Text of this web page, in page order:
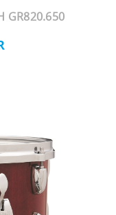
GR820.650